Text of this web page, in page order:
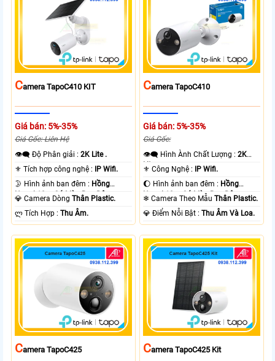
CAmera TapoC410 KIT
Giá bán: 5%-35%
Giá Gốc: Liên Hệ
👁️‍🗨 Độ Phân giải :2K Lite .
⚜️ Tích hợp công nghệ : IP Wifi.
🌛 Hình ảnh ban đêm : Hồng
Ngoại 10m Có Màu Ban Ðêm.
💎 Camera DòngThân Plastic.
️ლ Tích Hợp :Thu Âm.
CAmera TapoC410
Giá bán: 5%-35%
Giá Gốc:
👁️‍🗨 Hình Ành Chất Lượng :2K
Lite .
⚜️ Công Nghệ : IP Wifi.
🌔 Hình ảnh ban đêm : Hồng
Ngoại 10m Có Màu Ban Ðêm.
❄ Camera Theo MẫuThân Plastic.
️💎 Điểm Nỗi Bật :Thu Âm Và Loa.
CAmera TapoC425 CAmera TapoC425 Kit